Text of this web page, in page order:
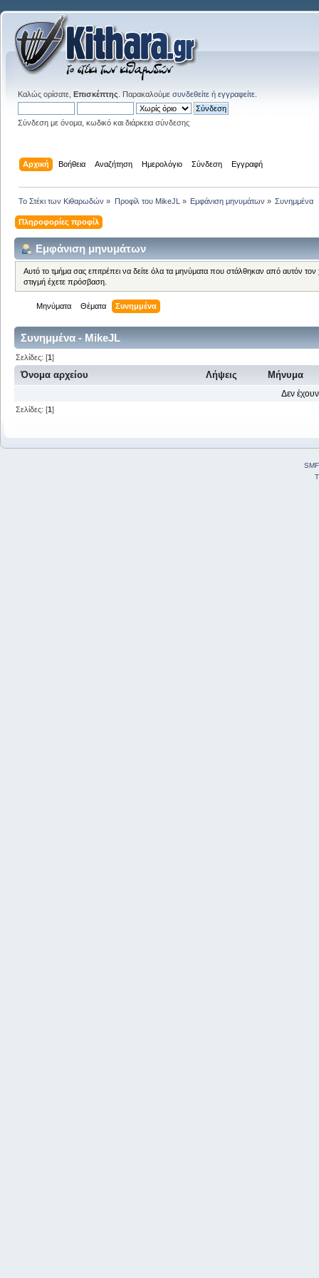
Καλώς ορίσατε, Επισκέπτης . Παρακαλούμε συνδεθείτε ή εγγραφείτε
Σύνδεση με όνομα, κωδικό και διάρκεια σύνδεσης
Αρχική Βοήθεια Αναζήτηση Ημερολόγιο Σύνδεση Εγγραφή
Το Στέκι των Κιθαρωδών » Προφίλ του MikeJL » Εμφάνιση μηνυμάτων » Συνημμένα
Πληροφορίες προφίλ
Εμφάνιση μηνυμάτων
Αυτό το τμήμα σας επιτρέπει να δείτε όλα τα μηνύματα που στάλθηκαν από αυτόν
στιγμή έχετε πρόσβαση.
Μηνύματα Θέματα Συνημμένα
Συνημμένα - MikeJL
Σελίδες: [1]
Όνομα αρχείου Λήψεις Μήνυμα
Δεν
Σελίδες: [1]